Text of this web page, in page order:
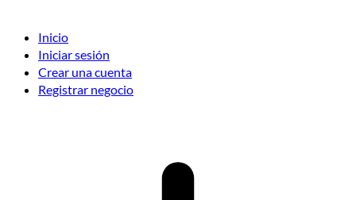
Inicio
Iniciar sesión
Crear una cuenta
Registrar negocio